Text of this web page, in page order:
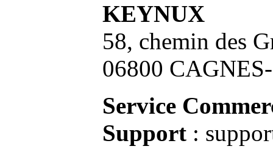
KEYNUX
58, chemin des
06800
Service
Support :